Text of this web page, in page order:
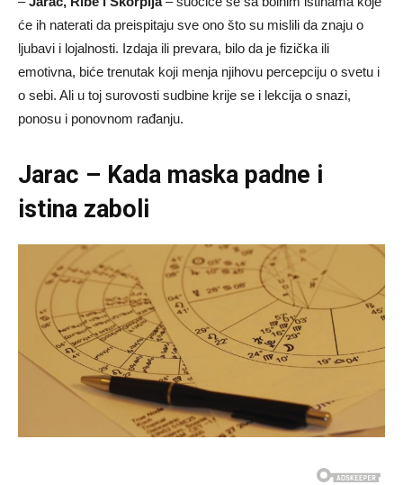
će ih naterati da preispitaju sve ono što su mislili da znaju o
ljubavi i lojalnosti. Izdaja ili prevara, bilo da je fizička ili
emotivna, biće trenutak koji menja njihovu percepciju o svetu i
o sebi. Ali u toj surovosti sudbine krije se i lekcija o snazi,
ponosu i ponovnom rađanju.
Jarac – Kada maska padne i
istina zaboli